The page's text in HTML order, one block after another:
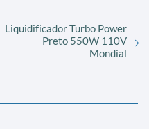
Liquidificador Turbo Power
Preto 550W 110V
Mondial